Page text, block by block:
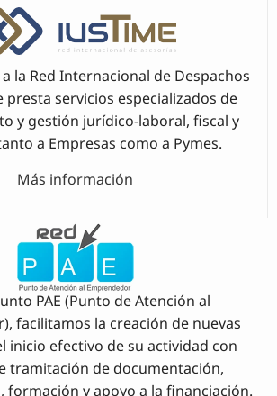
la Red Internacional de Despachos
presta servicios especializados de
y gestión jurídico-laboral, fiscal y
a Empresas como a Pymes.
Más información
PAE (Punto de Atención al
facilitamos la creación de nuevas
inicio efectivo de su actividad con
tramitación de documentación,
formación y apoyo a la financiación.